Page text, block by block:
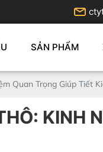
SẢN PHẨM
Quan Trọng Giúp Tiết
KINH